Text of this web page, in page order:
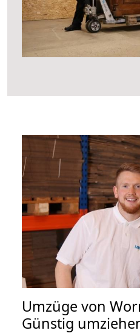
Umzüge von
Günstig